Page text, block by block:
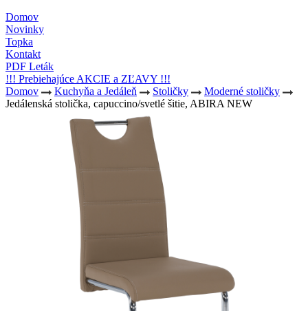
Domov
Novinky
Topka
Kontakt
PDF Leták
!!! Prebiehajúce AKCIE a ZĽAVY !!!
Domov
Kuchyňa a Jedáleň Stoličky
Moderné stoličky
Jedálenská stolička, capuccino/svetlé šitie, ABIRA NEW